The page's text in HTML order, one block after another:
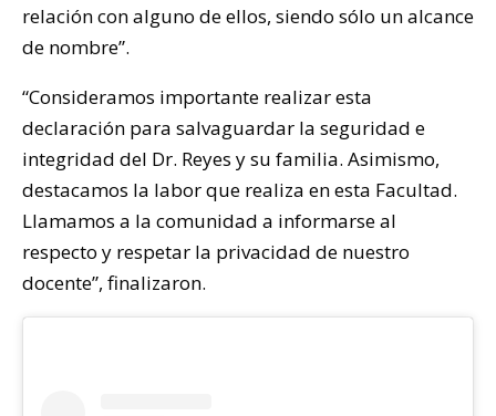
relación con alguno de ellos, siendo sólo un alcance
de nombre”.
“Consideramos importante realizar esta
declaración para salvaguardar la seguridad e
integridad del Dr. Reyes y su familia. Asimismo,
destacamos la labor que realiza en esta Facultad.
Llamamos a la comunidad a informarse al
respecto y respetar la privacidad de nuestro
docente”, finalizaron.